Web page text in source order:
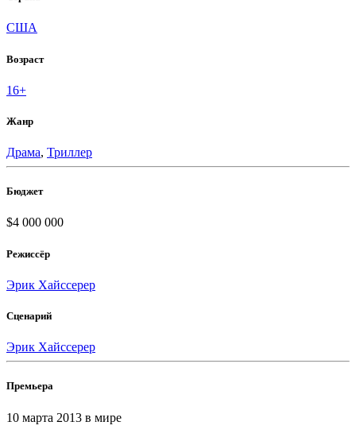
США
Возраст
16+
Жанр
Драма, Триллер
Бюджет
$4 000 000
Режиссёр
Эрик Хайссерер
Сценарий
Эрик Хайссерер
Премьера
10 марта 2013 в мире